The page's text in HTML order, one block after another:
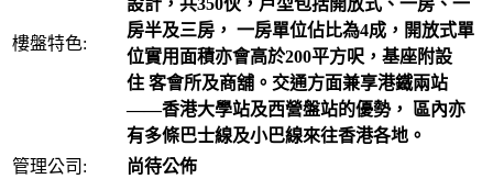
樓盤特色:
房半及三房， 一房單位佔比為4成，開放式單
位實用面積亦會高於200平方呎，基座附設
住 客會所及商舖。交通方面兼享港鐵兩站
——香港大學站及西營盤站的優勢， 區內亦
有多條巴士線及小巴線來往香港各地。
管理公司:
尚待公佈